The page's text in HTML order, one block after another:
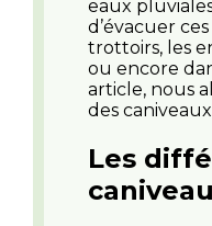
eaux
d’évacuer
trottoirs, les
ou encore
article, nous
des
Les
caniveau